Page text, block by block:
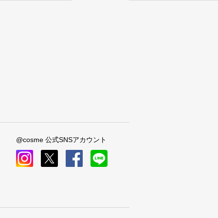
@cosme 公式SNSアカウント